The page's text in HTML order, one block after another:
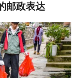
邮政表达